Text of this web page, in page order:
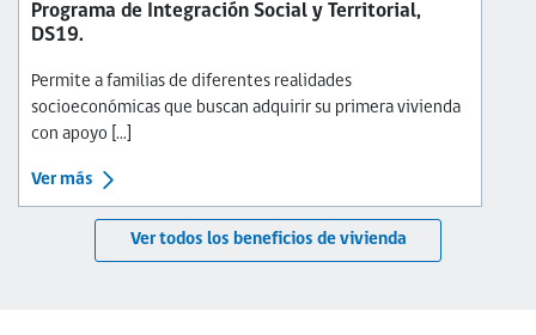
Programa de Integración Social y Territorial,
DS19.
Permite a familias de diferentes realidades
socioeconómicas que buscan adquirir su primera vivienda
con apoyo [...]
Ver más
Ver todos los beneficios de vivienda